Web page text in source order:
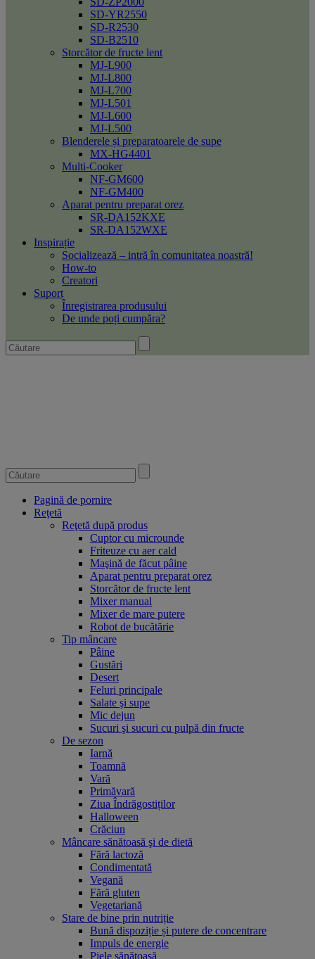
SD-YR2550
SD-R2530
SD-B2510
Storcător de fructe lent
MJ-L900
MJ-L800
MJ-L700
MJ-L501
MJ-L600
MJ-L500
Blenderele și preparatoarele de supe
MX-HG4401
Multi-Cooker
NF-GM600
NF-GM400
Aparat pentru preparat orez
SR-DA152KXE
SR-DA152WXE
Inspirație
Socializează – intră în comunitatea noastră!
How-to
Creatori
Suport
Înregistrarea produsului
De unde poți cumpăra?
Pagină de pornire
Reţetă
Reţetă după produs
Cuptor cu microunde
Friteuze cu aer cald
Maşină de făcut pâine
Aparat pentru preparat orez
Storcător de fructe lent
Mixer manual
Mixer de mare putere
Robot de bucătărie
Tip mâncare
Pâine
Gustări
Desert
Feluri principale
Salate şi supe
Mic dejun
Sucuri şi sucuri cu pulpă din fructe
De sezon
Iarnă
Toamnă
Vară
Primăvară
Ziua Îndrăgostiților
Halloween
Crăciun
Mâncare sănătoasă şi de dietă
Fără lactoză
Condimentată
Vegană
Fără gluten
Vegetariană
Stare de bine prin nutriție
Bună dispoziție și putere de concentrare
Impuls de energie
Piele sănătoasă